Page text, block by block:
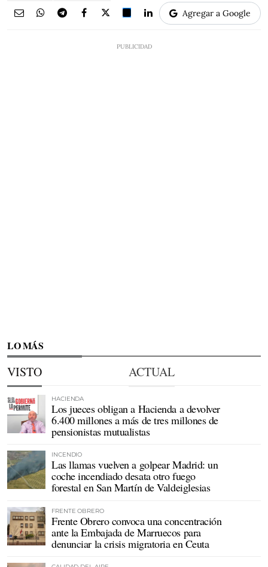
Agregar a Google
LO MÁS
VISTO ACTUAL
HACIENDA
Los jueces obligan a Hacienda a devolver
6.400 millones a más de tres millones de
pensionistas mutualistas
INCENDIO
Las llamas vuelven a golpear Madrid: un
coche incendiado desata otro fuego
forestal en San Martín de Valdeiglesias
FRENTE OBRERO
Frente Obrero convoca una concentración
ante la Embajada de Marruecos para
denunciar la crisis migratoria en Ceuta